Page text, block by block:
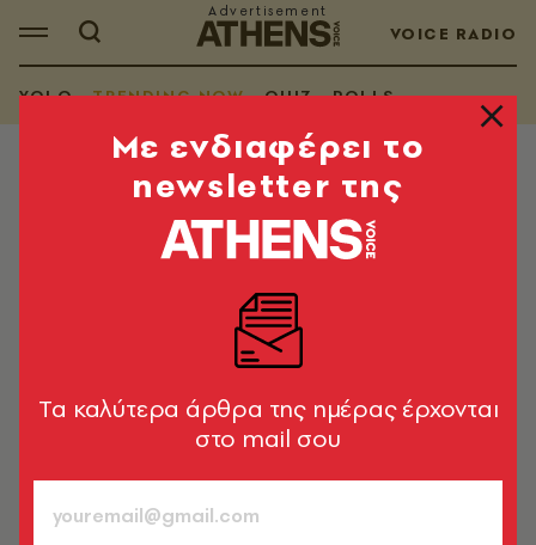
VOICE RADIO
YOLO TRENDING NOW QUIZ POLLS
TRENDING NOW
«Μάγισσα-Φλεγόμενη καρδιά»:
Χαμός στο «Χ» για Μαρία Κίτσου
και Γιούλικα Σκαφιδά
Θερμά υποδέχθηκαν στο Χ την πρεμιέρα του prequel
Mε ενδιαφέρει το
newsletter της
Tα καλύτερα άρθρα της ημέρας έρχονται
στο mail σου